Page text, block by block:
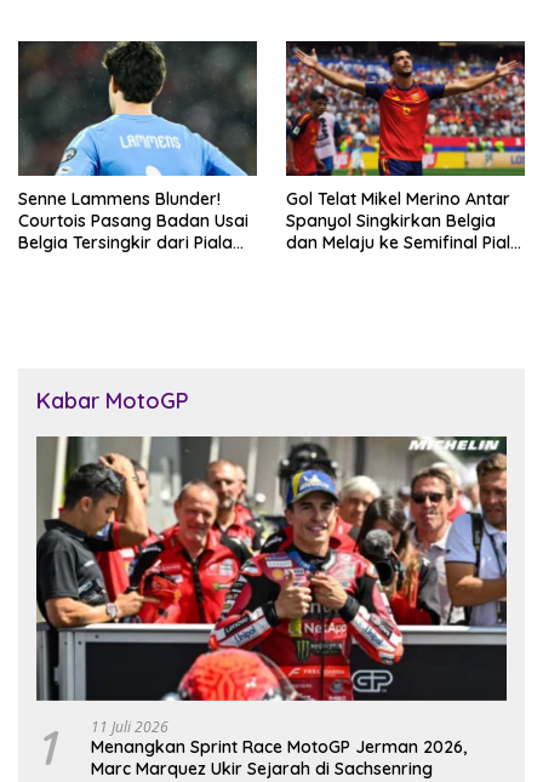
Senne Lammens Blunder!
Courtois Pasang Badan Usai
Belgia Tersingkir dari Piala
Gol Telat Mikel Merino Antar
Spanyol Singkirkan Belgia
dan Melaju ke Semifinal Piala
Kabar MotoGP
1 11 Juli 2026
Menangkan Sprint Race MotoGP Jerman 2026,
Marc Marquez Ukir Sejarah di Sachsenring